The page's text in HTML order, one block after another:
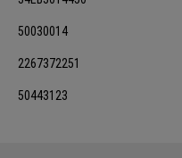
50030014
2267372251
50443123